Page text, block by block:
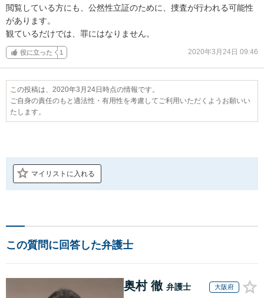
閲覧している方にも、公然性立証のために、捜査が行われる可能性
があります。
観ているだけでは、罪にはなりません。
役に立った 1 2020年3月24日 09:46
この投稿は、2020年3月24日時点の情報です。
ご自身の責任のもと適法性・有用性を考慮してご利用いただくようお願いい
たします。
マイリストに入れる
この質問に回答した弁護士
奥村 徹 弁護士 大阪府